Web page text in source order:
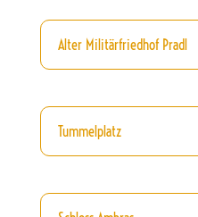
Alter Militärfriedhof Pradl
Tummelplatz